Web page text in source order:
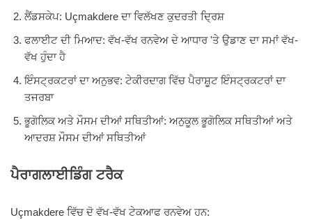
ਲੈਂਡਸਕੇਪ: Uçmakdere ਦਾ ਵਿਲੱਖਣ ਕੁਦਰਤੀ ਦ੍ਰਿਸ਼
ਫਲਾਈਟ ਦੀ ਮਿਆਦ: ਵੱਖ-ਵੱਖ ਰਨਵੇਅ ਦੇ ਆਧਾਰ 'ਤੇ ਉਡਾਣ ਦਾ ਸਮਾਂ ਵੱਖ-
ਵੱਖ ਹੁੰਦਾ ਹੈ
ਇੰਸਟ੍ਰਕਟਰਾਂ ਦਾ ਅਨੁਭਵ: ਟੇਕੀਰਦਾਗ ਵਿੱਚ ਪੈਰਾਸ਼ੂਟ ਇੰਸਟ੍ਰਕਟਰਾਂ ਦਾ
ਤਜਰਬਾ
ਭੂਗੋਲਿਕ ਅਤੇ ਮੌਸਮ ਦੀਆਂ ਸਥਿਤੀਆਂ: ਅਨੁਕੂਲ ਭੂਗੋਲਿਕ ਸਥਿਤੀਆਂ ਅਤੇ
ਆਦਰਸ਼ ਮੌਸਮ ਦੀਆਂ ਸਥਿਤੀਆਂ
ਪੈਰਾਗਲਾਈਡਿੰਗ ਟਰੈਕ
Uçmakdere ਵਿੱਚ ਦੋ ਵੱਖ-ਵੱਖ ਟੇਕਆਫ ਰਨਵੇਅ ਹਨ: